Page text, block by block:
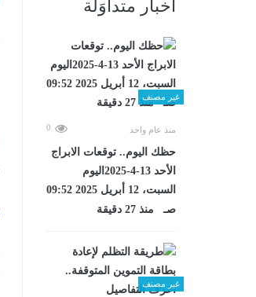
أخبار متداوَلة
غير مصنف
منذ عام واحد 0
حظك اليوم.. توقعات الابراج
الأحد 13-4-2025اليوم
السبت، 12 أبريل 2025 09:52
صـ منذ 27 دقيقة
غير مصنف